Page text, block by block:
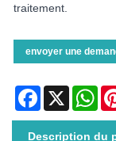
traitement.
envoyer une
Facebook
X
Description du